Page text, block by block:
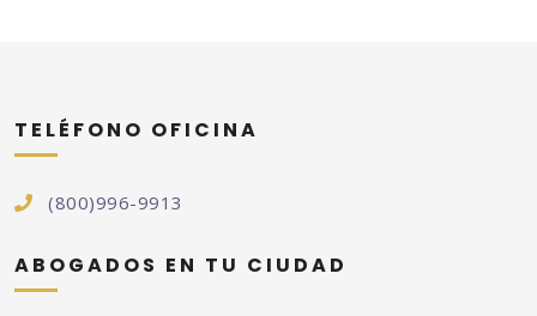
TELÉFONO OFICINA
(800)996-9913
ABOGADOS EN TU CIUDAD